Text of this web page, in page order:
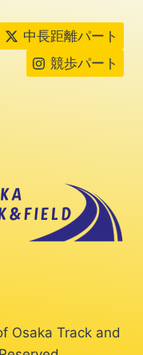
中長距離パート
競歩パート
Osaka Track and